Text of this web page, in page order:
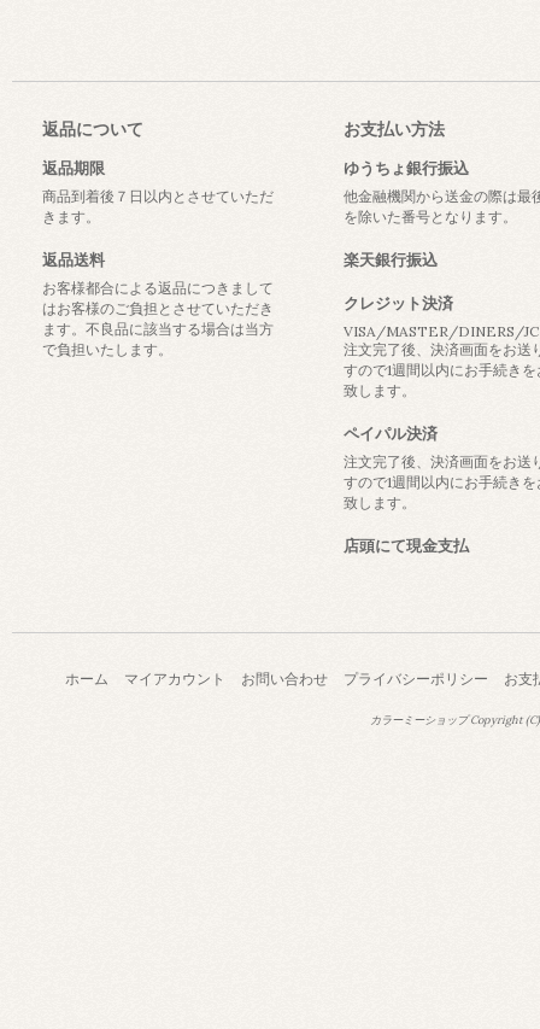
返品について
返品期限
商品到着後７日以内とさせていただ
きます。
返品送料
お客様都合による返品につきまして
はお客様のご負担とさせていただき
ます。不良品に該当する場合は当方
で負担いたします。
お支払い方法
ゆうちょ銀行振込
他金融機関から送金の際は最
を除いた番号となります。
楽天銀行振込
クレジット決済
VISA/MASTER/DINERS/
注文完了後、決済画面をお送
すので1週間以内にお手続き
致します。
ペイパル決済
注文完了後、決済画面をお送
すので1週間以内にお手続き
致します。
店頭にて現金支払
ホーム マイアカウント お問い合わせ プライバシーポリシー お支
カラーミーショップCopyright